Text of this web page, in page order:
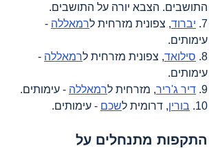
התושבים. הצבא יורה על התושבים.
7. יברוד, צפונית מזרחית לרמאללה -
עימותים.
8. סילואד, צפונית מזרחית לרמאללה -
עימותים.
9. דיר ג'ריר, מזרחית לרמאללה - עימותים.
10. בורין, דרומית לשכם - עימותים.
התקפות מתנחלים על